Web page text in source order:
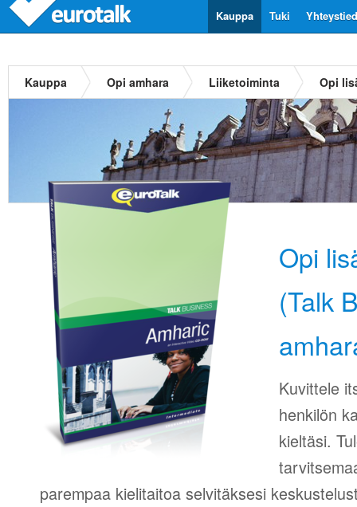
Tuki
Kauppa
Kauppa Opi amhara Liiketoiminta Opi
Opi
(Talk
Kuvittele
henkilön
kieltäsi.
parempaa kielitaitoa selvitäksesi